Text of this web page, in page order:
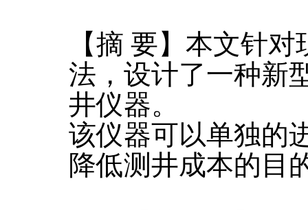
【摘 要】本文针
法，设计了一种新
井仪器。
该仪器可以单独的
降低测井成本的目